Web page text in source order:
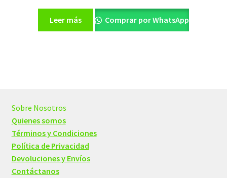
precio
original
era:
precio
actual
es:
Leer más Comprar por WhatsApp
Sobre Nosotros
Quienes somos
Términos y Condiciones
Política de Privacidad
Devoluciones y Envíos
Contáctanos